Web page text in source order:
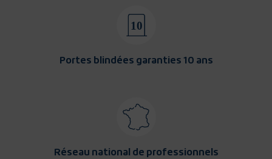
Portes blindées garanties 10 ans
Réseau national de professionnels